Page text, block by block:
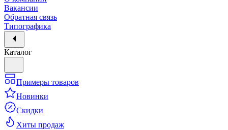
Вакансии
Обратная связь
Типографика
Каталог
Примеры товаров
Новинки
Скидки
Хиты продаж